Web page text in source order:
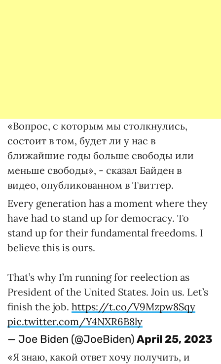
«Вопрос, с которым мы столкнулись,
состоит в том, будет ли у нас в
ближайшие годы больше свободы или
меньше свободы», - сказал Байден в
видео, опубликованном в Твиттер.
Every generation has a moment where they
have had to stand up for democracy. To
stand up for their fundamental freedoms. I
believe this is ours.
That’s why I’m running for reelection as
President of the United States. Join us. Let’s
finish the job. https://t.co/V9Mzpw8Sqy
pic.twitter.com/Y4NXR6B8ly
— Joe Biden (@JoeBiden)April 25, 2023
«Я знаю, какой ответ хочу получить, и